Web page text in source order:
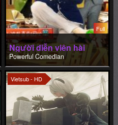
Full
Người diễn viên hài
Powerful Comedian
Vietsub - HD